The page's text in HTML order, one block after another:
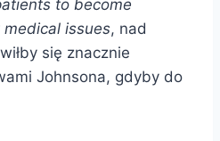
to become
issues, nad
się znacznie
Johnsona, gdyby do